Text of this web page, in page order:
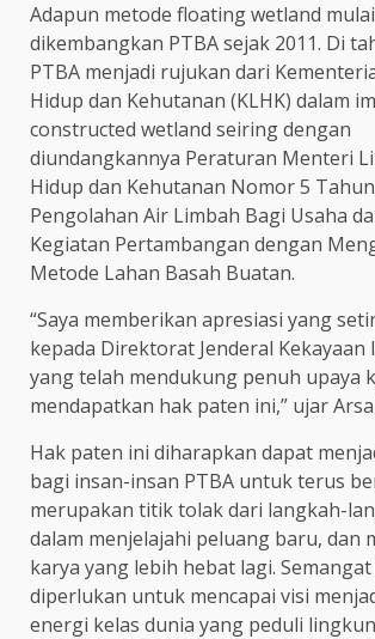
Adapun metode floating wetland mulai
dikembangkan PTBA sejak 2011. Di
PTBA menjadi rujukan dari
Hidup dan Kehutanan (KLHK) dalam
constructed wetland seiring dengan
diundangkannya Peraturan Menteri
Hidup dan Kehutanan Nomor 5
Pengolahan Air Limbah Bagi Usaha
Kegiatan Pertambangan dengan
Metode Lahan Basah Buatan.
“Saya memberikan apresiasi yang
kepada Direktorat Jenderal Kekayaan
yang telah mendukung penuh upaya
mendapatkan hak paten ini,” ujar
Hak paten ini diharapkan dapat
bagi insan-insan PTBA untuk terus
merupakan titik tolak dari langkah-
dalam menjelajahi peluang baru, dan
karya yang lebih hebat lagi.
diperlukan untuk mencapai visi
energi kelas dunia yang peduli